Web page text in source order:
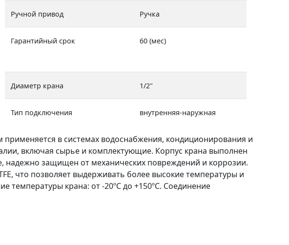
Ручной привод Ручка
Гарантийный срок 60 (мес)
Диаметр крана 1/2"
Тип подключения внутренняя-наружная
в системах водоснабжения, кондиционирования и
включая сырье и комплектующие. Корпус крана выполнен
надежно защищен от механических повреждений и коррозии.
что позволяет выдерживать более высокие температуры и
крана: от -20ºС до +150ºС. Соединение